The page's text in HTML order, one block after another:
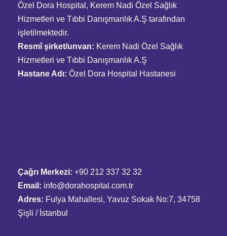
Özel Dora Hospital, Kerem Nadi Özel Sağlık
Hizmetleri ve Tıbbi Danışmanlık A.Ş tarafından
işletilmektedir.
Resmî şirket/unvan: Kerem Nadi Özel Sağlık
Hizmetleri ve Tıbbi Danışmanlık A.Ş
Hastane Adı: Özel Dora Hospital Hastanesi
Çağrı Merkezi: +90 212 337 32 32
Email: info@dorahospital.com.tr
Adres: Fulya Mahallesi, Yavuz Sokak No:7, 34758
Şişli / İstanbul